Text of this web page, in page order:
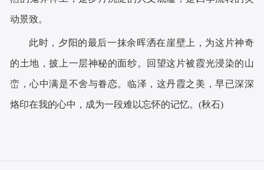
动景致。
此时，夕阳的最后一抹余晖洒在崖壁上，为这片神奇
的土地，披上一层神秘的面纱。回望这片被霞光浸染的山
峦，心中满是不舍与眷恋。临泽，这丹霞之美，早已深深
烙印在我的心中，成为一段难以忘怀的记忆。(秋石)